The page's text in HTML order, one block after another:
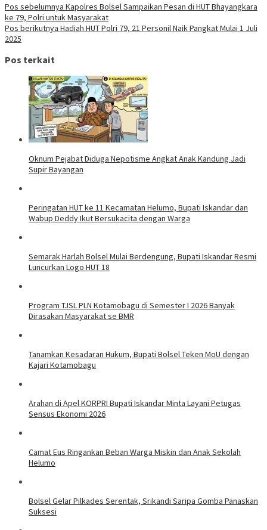
Pos sebelumnya Kapolres Bolsel Sampaikan Pesan di HUT Bhayangkara
ke 79, Polri untuk Masyarakat
Pos berikutnya Hadiah HUT Polri 79, 21 Personil Naik Pangkat Mulai 1 Juli
2025
Pos terkait
Oknum Pejabat Diduga Nepotisme Angkat Anak Kandung Jadi
Supir Bayangan
Peringatan HUT ke 11 Kecamatan Helumo, Bupati Iskandar dan
Wabup Deddy Ikut Bersukacita dengan Warga
Semarak Harlah Bolsel Mulai Berdengung, Bupati Iskandar Resmi
Luncurkan Logo HUT 18
Program TJSL PLN Kotamobagu di Semester I 2026 Banyak
Dirasakan Masyarakat se BMR
Tanamkan Kesadaran Hukum, Bupati Bolsel Teken MoU dengan
Kajari Kotamobagu
Arahan di Apel KORPRI Bupati Iskandar Minta Layani Petugas
Sensus Ekonomi 2026
Camat Eus Ringankan Beban Warga Miskin dan Anak Sekolah
Helumo
Bolsel Gelar Pilkades Serentak, Srikandi Saripa Gomba Panaskan
Suksesi